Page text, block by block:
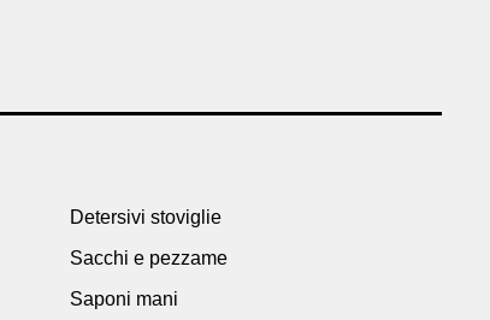
Detersivi stoviglie
Sacchi e pezzame
Saponi mani